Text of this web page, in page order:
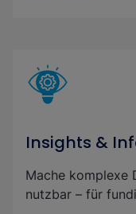
Insights &
Mache komplexe
nutzbar – für